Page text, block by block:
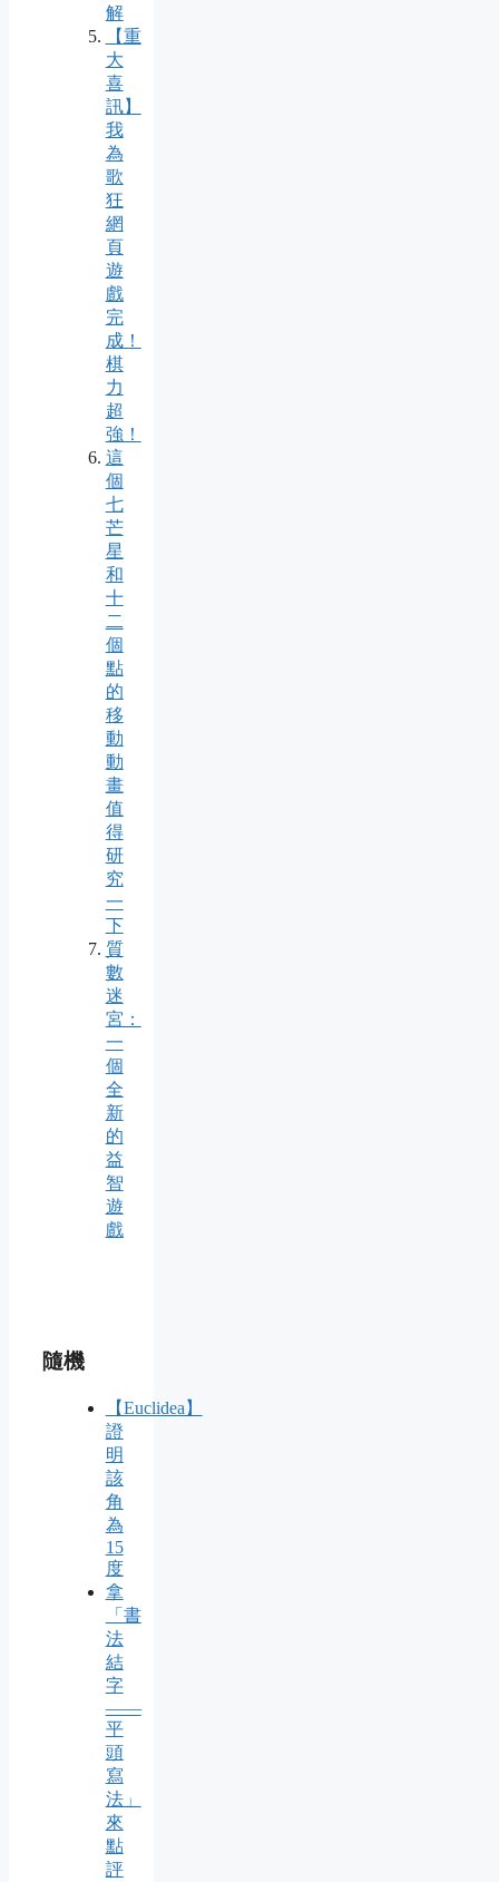
解
【重
大
喜
訊】
我
為
歌
狂
網
頁
遊
戲
完
成！
棋
力
超
強！
這
個
七
芒
星
和
十
二
個
點
的
移
動
動
畫
值
得
研
究
一
下
質
數
迷
宮：
一
個
全
新
的
益
智
遊
戲
隨機
【Euclidea】
證
明
該
角
為
15
度
拿
「書
法
結
字
——
平
頭
寫
法」
來
點
評